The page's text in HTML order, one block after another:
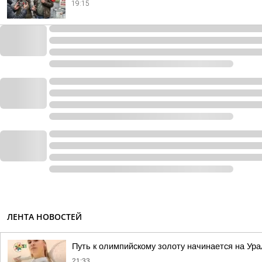
19:15
ЛЕНТА НОВОСТЕЙ
Путь к олимпийскому золоту начинается на